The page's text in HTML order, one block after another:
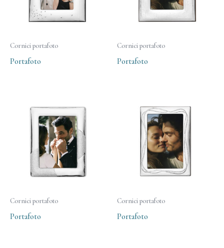
Cornici portafoto
Portafoto
Cornici portafoto
Portafoto
Cornici portafoto
Portafoto
Cornici portafoto
Portafoto